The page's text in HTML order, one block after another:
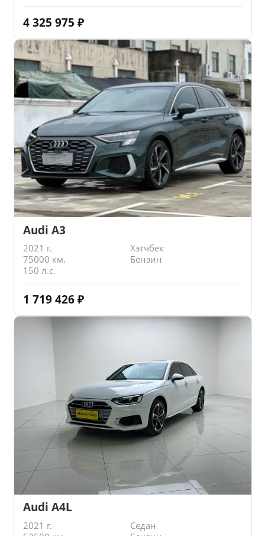
4 325 975 ₽
Audi A3
2021 г.
Хэтчбек
75000 км.
Бензин
150 л.с.
1 719 426 ₽
Audi A4L
2021 г.
Седан